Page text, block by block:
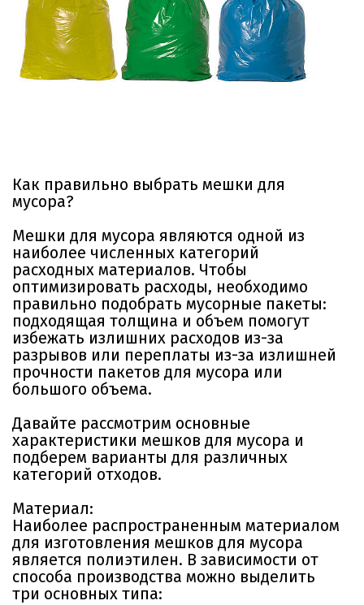
Как правильно выбрать мешки для
мусора?
Мешки для мусора являются одной из
наиболее численных категорий
расходных материалов. Чтобы
оптимизировать расходы, необходимо
правильно подобрать мусорные пакеты:
подходящая толщина и объем помогут
избежать излишних расходов из-за
разрывов или переплаты из-за излишней
прочности пакетов для мусора или
большого объема.
Давайте рассмотрим основные
характеристики мешков для мусора и
подберем варианты для различных
категорий отходов.
Материал:
Наиболее распространенным материалом
для изготовления мешков для мусора
является полиэтилен. В зависимости от
способа производства можно выделить
три основных типа: